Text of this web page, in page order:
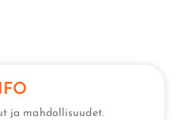
ja mahdollisuudet.